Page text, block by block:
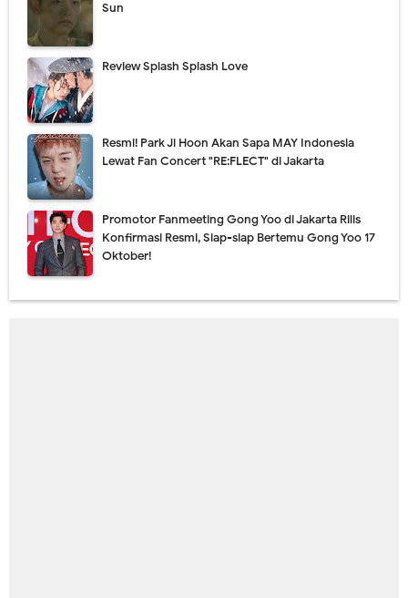
Sun
Review Splash Splash Love
Resmi! Park Ji Hoon Akan Sapa MAY Indonesia
Lewat Fan Concert "RE:FLECT" di Jakarta
Promotor Fanmeeting Gong Yoo di Jakarta Rilis
Konfirmasi Resmi, Siap-siap Bertemu Gong Yoo 17
Oktober!